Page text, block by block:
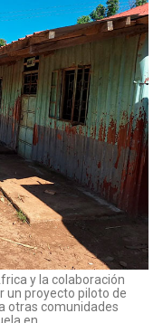
y la colaboración
un proyecto piloto de
otras comunidades
en